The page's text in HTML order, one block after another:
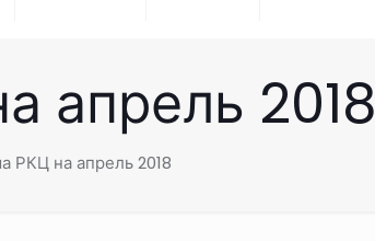
апрель 2018
РКЦ на апрель 2018